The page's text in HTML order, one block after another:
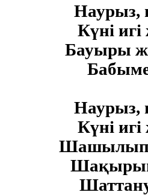
Наурыз,
Күні игі
Бауыры
Наурыз,
Күні игі
Шашылып
Шақырып